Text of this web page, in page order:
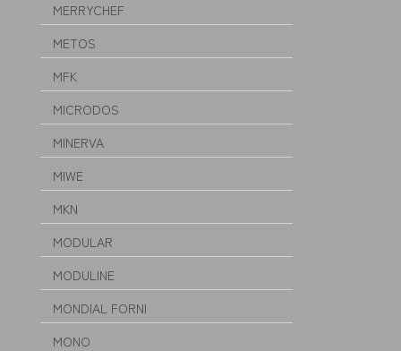
MERRYCHEF
METOS
MFK
MICRODOS
MINERVA
MIWE
MKN
MODULAR
MODULINE
MONDIAL FORNI
MONO